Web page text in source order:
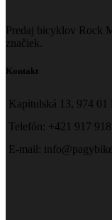
Predaj bicyklov Rock
značiek.
Kontakt
Kapitulská 13, 974 01
Telefón: +421 917
E-mail: